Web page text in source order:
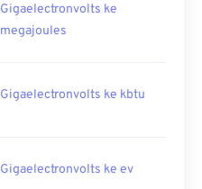
Gigaelectronvolts ke
megajoules
Gigaelectronvolts ke kbtu
Gigaelectronvolts ke ev